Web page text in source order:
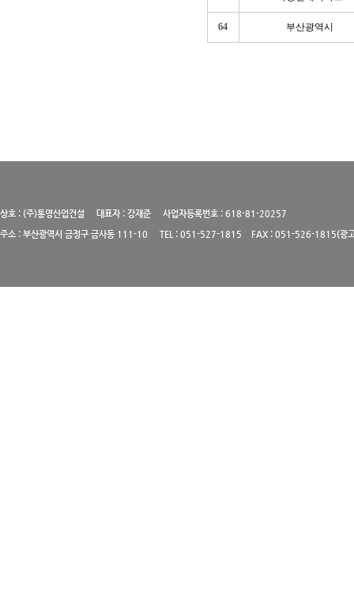
64 부산광역시
상호 : (주)통영산업건설 대표자 : 강재준 사업자등록번호 : 618-81-20257
주소 : 부산광역시 금정구 금사동 111-10 TEL : 051-527-1815 FAX : 051-526-1815(광